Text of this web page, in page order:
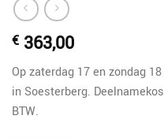
€ 363,00
Op zaterdag 17 en zondag
in Soesterberg.
BTW.